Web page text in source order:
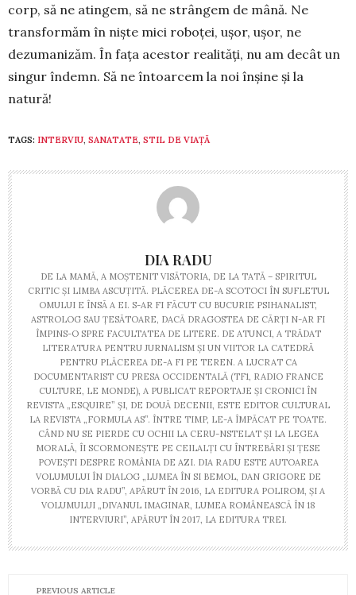
corp, să ne atingem, să ne strângem de mână. Ne
transformăm în niște mici roboței, ușor, ușor, ne
dezumanizăm. În fața acestor realități, nu am decât un
sin­gur îndemn. Să ne întoarcem la noi în­și­ne și la
natură!
TAGS: INTERVIU, SANATATE, STIL DE VIAȚĂ
DIA RADU
DE LA MAMĂ, A MOȘTENIT VISĂTORIA, DE LA TATĂ – SPIRITUL
CRITIC ȘI LIMBA ASCUȚITĂ. PLĂCEREA DE-A SCOTOCI ÎN SUFLETUL
OMULUI E ÎNSĂ A EI. S-AR FI FĂCUT CU BUCURIE PSIHANALIST,
ASTROLOG SAU ȚESĂTOARE, DACĂ DRAGOSTEA DE CĂRȚI N-AR FI
ÎMPINS-O SPRE FACULTATEA DE LITERE. DE ATUNCI, A TRĂDAT
LITERATURA PENTRU JURNALISM ȘI UN VIITOR LA CATEDRĂ
PENTRU PLĂCEREA DE-A FI PE TEREN. A LUCRAT CA
DOCUMENTARIST CU PRESA OCCIDENTALĂ (TF1, RADIO FRANCE
CULTURE, LE MONDE), A PUBLICAT REPORTAJE ȘI CRONICI ÎN
REVISTA „ESQUIRE” ȘI, DE DOUĂ DECENII, ESTE EDITOR CULTURAL
LA REVISTA „FORMULA AS”. ÎNTRE TIMP, LE-A ÎMPĂCAT PE TOATE.
CÂND NU SE PIERDE CU OCHII LA CERU-NSTELAT ȘI LA LEGEA
MORALĂ, ÎI SCORMONEȘTE PE CEILALȚI CU ÎNTREBĂRI ȘI ȚESE
POVEȘTI DESPRE ROMÂNIA DE AZI. DIA RADU ESTE AUTOAREA
VOLUMULUI ÎN DIALOG „LUMEA ÎN SI BEMOL, DAN GRIGORE DE
VORBĂ CU DIA RADU”, APĂRUT ÎN 2016, LA EDITURA POLIROM, ȘI A
VOLUMULUI „DIVANUL IMAGINAR, LUMEA ROMÂNEASCĂ ÎN 18
INTERVIURI”, APĂRUT ÎN 2017, LA EDITURA TREI.
PREVIOUS ARTICLE